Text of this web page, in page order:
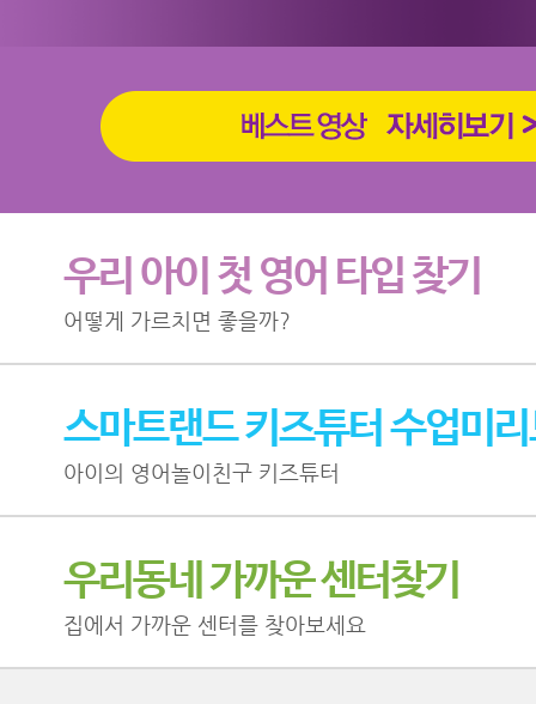
우리 아이 첫 영어 타입 찾기
어떻게 가르치면 좋을까?
스마트랜드 키즈튜터 수업미
아이의 영어놀이친구 키즈튜터
우리동네 가까운 센터찾기
집에서 가까운 센터를 찾아보세요